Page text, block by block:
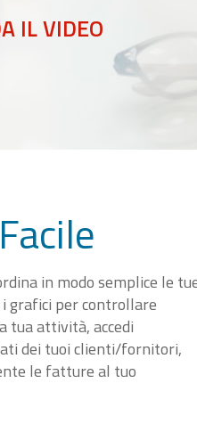
IL VIDEO
Facile
in modo semplice le
grafici per controllare
tua attività, accedi
dei tuoi clienti/fornitori,
le fatture al tuo